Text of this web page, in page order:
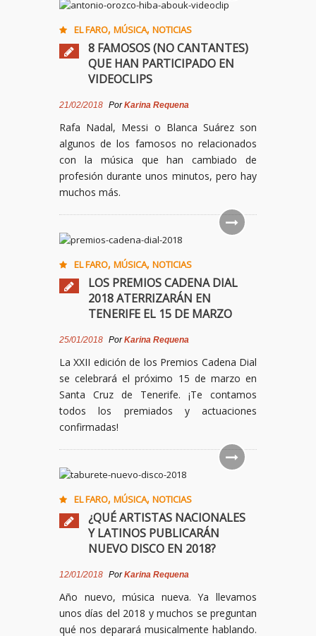
EL FARO, MÚSICA, NOTICIAS
8 FAMOSOS (NO CANTANTES)
QUE HAN PARTICIPADO EN
VIDEOCLIPS
21/02/2018 PorKarina Requena
Rafa Nadal, Messi o Blanca Suárez son
algunos de los famosos no relacionados
con la música que han cambiado de
profesión durante unos minutos, pero hay
muchos más.
EL FARO, MÚSICA, NOTICIAS
LOS PREMIOS CADENA DIAL
2018 ATERRIZARÁN EN
TENERIFE EL 15 DE MARZO
25/01/2018 PorKarina Requena
La XXII edición de los Premios Cadena Dial
se celebrará el próximo 15 de marzo en
Santa Cruz de Tenerife. ¡Te contamos
todos los premiados y actuaciones
confirmadas!
EL FARO, MÚSICA, NOTICIAS
¿QUÉ ARTISTAS NACIONALES
Y LATINOS PUBLICARÁN
NUEVO DISCO EN 2018?
12/01/2018 PorKarina Requena
Año nuevo, música nueva. Ya llevamos
unos días del 2018 y muchos se preguntan
qué nos deparará musicalmente hablando.